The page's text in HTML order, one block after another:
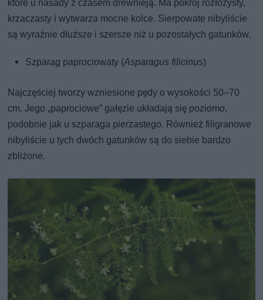
które u nasady z czasem drewnieją. Ma pokrój rozłożysty,
krzaczasty i wytwarza mocne kolce. Sierpowate nibyliście
są wyraźnie dłuższe i szersze niż u pozostałych gatunków.
Szparag paprociowaty (Asparagus filicinus)
Najczęściej tworzy wzniesione pędy o wysokości 50–70
cm. Jego „paprociowe” gałęzie układają się poziomo,
podobnie jak u szparaga pierzastego. Również filigranowe
nibyliście u tych dwóch gatunków są do siebie bardzo
zbliżone.